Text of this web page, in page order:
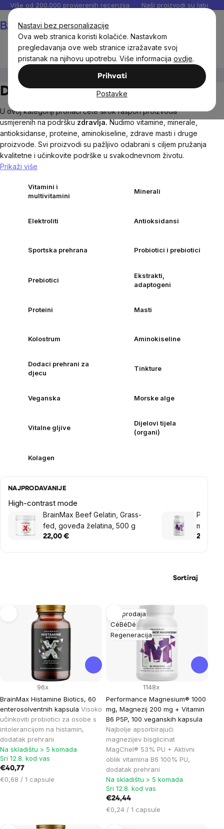
Nastavi bez personalizacije
Ova web stranica koristi kolačiće. Nastavkom
pregledavanja ove web stranice izražavate svoj
pristanak na njihovu upotrebu. Više informacija ovdje.
Prihvati
Postavke
Preskoči
sadržaj
Više od 200.000 provjerenih recenzija Naši proizvodi su
Dodaci prehrani
U ovoj kategoriji pronaći ćete širok raspon proizvoda
usmjerenih na podrškuzdravlja.Nudimo vitamine, minerale,
antioksidanse, proteine, aminokiseline, zdrave masti i druge
proizvode. Svi proizvodi su pažljivo odabrani s ciljem pružanja
kvalitetne i učinkovite podrške u svakodnevnom životu.
Prikaži više
Vitamini i
multivitamini
Minerali
Elektroliti Antioksidansi
Sportska prehrana Probiotici i prebiotici
Prebiotici
Ekstrakti,
adaptogeni
Proteini Masti
Kolostrum Aminokiseline
Dodaci prehrani za
djecu
Tinkture
Veganska Morske alge
Vitalne gljive
Dijelovi tijela
(organi)
Kolagen
NAJPRODAVANIJE
High-contrast mode
BrainMax Beef Gelatin, Grass-
fed, goveđa želatina, 500 g
22,00 €
mg,
B6
24,44 €
Sortiraj
products
BrainMax Histamine Biotics, 60
enterosolventnih kapsula Visoko
učinkoviti probiotici za osobe s
intolerancijom na histamin,
dodatak prehrani
96x
Na skladištu > 5 komada
Sri 12.8. kod vas
€40,77
Cijena
€0,68 / 1 capsule
Rasprodaja
CéBéDé
Regeneracija
Performance Magnesium® 1000
mg, Magnezij 200 mg + Vitamin
B6 P5P, 100 veganskih kapsula
Najbolje apsorbirajući
magnezijev bisglicinat
MagChel® 53% PU + Aktivni
oblik vitamina B6 100% PU,
dodatak prehrani
1148x
Na skladištu > 5 komada
Sri 12.8. kod vas
€24,44
Cijena
€0,24 / 1 capsule